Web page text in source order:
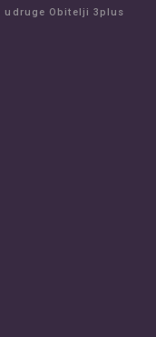
udruge Obitelji 3plus